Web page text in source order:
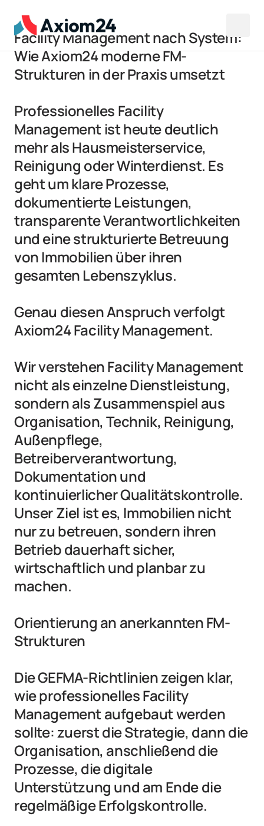
Facility Management nach System:
Wie Axiom24 moderne FM-
Strukturen in der Praxis umsetzt
Professionelles Facility
Management ist heute deutlich
mehr als Hausmeisterservice,
Reinigung oder Winterdienst. Es
geht um klare Prozesse,
dokumentierte Leistungen,
transparente Verantwortlichkeiten
und eine strukturierte Betreuung
von Immobilien über ihren
gesamten Lebenszyklus.
Genau diesen Anspruch verfolgt
Axiom24 Facility Management.
Wir verstehen Facility Management
nicht als einzelne Dienstleistung,
sondern als Zusammenspiel aus
Organisation, Technik, Reinigung,
Außenpflege,
Betreiberverantwortung,
Dokumentation und
kontinuierlicher Qualitätskontrolle.
Unser Ziel ist es, Immobilien nicht
nur zu betreuen, sondern ihren
Betrieb dauerhaft sicher,
wirtschaftlich und planbar zu
machen.
Orientierung an anerkannten FM-
Strukturen
Die GEFMA-Richtlinien zeigen klar,
wie professionelles Facility
Management aufgebaut werden
sollte: zuerst die Strategie, dann die
Organisation, anschließend die
Prozesse, die digitale
Unterstützung und am Ende die
regelmäßige Erfolgskontrolle.